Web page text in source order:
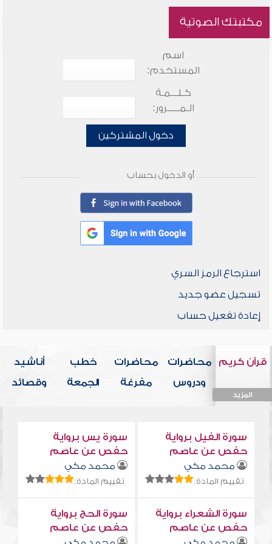
مكتبتك الصوتية
اسم
المستخدم:
كـلـــمـة
الـمـــــرور:
دخول المشتركين
أو الدخول بحساب
استرجاع الرمز السري
تسجيل عضو جديد
إعادة تفعيل حساب
قرآن كريم
المزيد
محاضرات
ودروس
محاضرات
مفرغة
خطب
الجمعة
أناشيد
وقصائد
سورة الفيل برواية
حفص عن عاصم
محمد مكي
تقييم المادة:
سورة يس برواية
حفص عن عاصم
محمد مكي
تقييم المادة:
سورة الشعراء برواية
حفص عن عاصم
سورة الحج برواية
حفص عن عاصم